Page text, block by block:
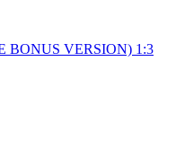
BONUS VERSION) 1:3